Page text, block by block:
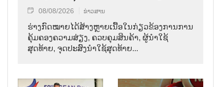
08/08/2026 ຂ່າວສານ
ຮ່າງກົດໝາຍໄດ້ສ້າງຫຼາຍເນື້ອໃນກ່ຽວຂ້ອງການການ
ຄຸ້ມຄອງຄວາມສ່ຽງ, ຄວບຄຸມສິນຄ້າ, ຜູ້ນຳໃຊ້
ສຸດທ້າຍ, ຈຸດປະສົງນຳໃຊ້ສຸດທ້າຍ...